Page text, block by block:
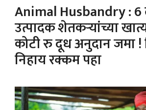
Animal Husbandry :
उत्पादक शेतकऱ्यांच्या
कोटी रु दूध अनुदान जमा !
निहाय रक्कम पहा